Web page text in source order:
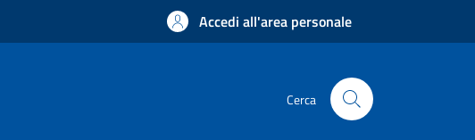
Accedi all'area personale
Cerca